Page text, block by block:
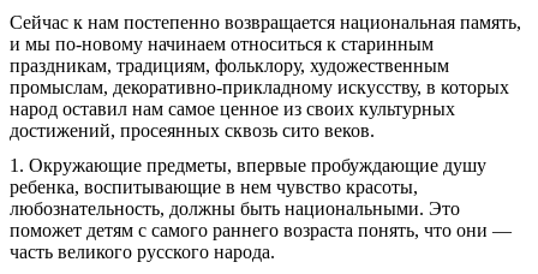
Сейчас к нам постепенно возвращается национальная память,
и мы по-новому начинаем относиться к старинным
праздникам, традициям, фольклору, художественным
промыслам, декоративно-прикладному искусству, в которых
народ оставил нам самое ценное из своих культурных
достижений, просеянных сквозь сито веков.
1. Окружающие предметы, впервые пробуждающие душу
ребенка, воспитывающие в нем чувство красоты,
любознательность, должны быть национальными. Это
поможет детям с самого раннего возраста понять, что они —
часть великого русского народа.